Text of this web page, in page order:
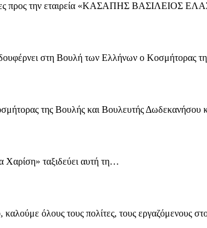
προς την εταιρεία «ΚΑΣΑΠΗΣ ΒΑΣΙΛΕΙΟΣ
στη Βουλή των Ελλήνων ο Κοσμήτορας
της Βουλής και Βουλευτής
Χαρίση» ταξιδεύει αυτή τη…
όλους τους πολίτες, τους εργαζόμενους